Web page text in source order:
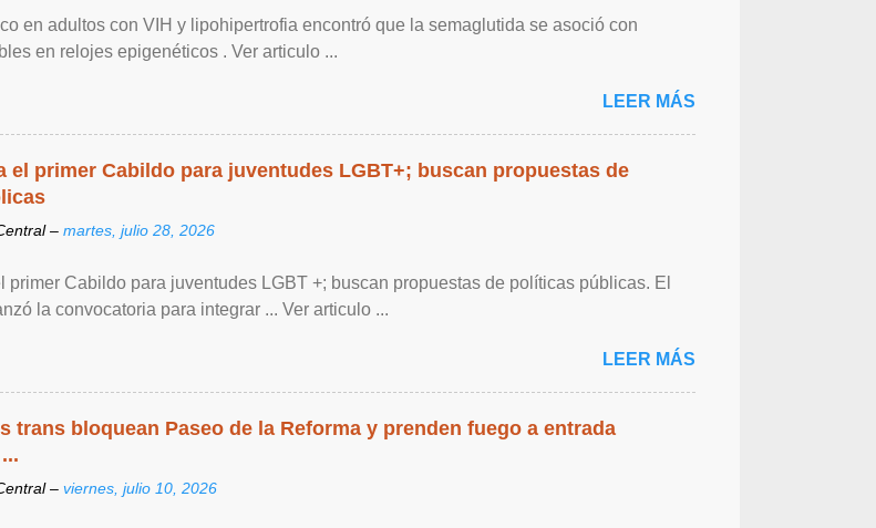
en adultos con VIH y lipohipertrofia encontró que la semaglutida se asoció con
en relojes epigenéticos . Ver articulo ...
LEER MÁS
el primer Cabildo para juventudes LGBT+; buscan propuestas de
– martes, julio 28, 2026
primer Cabildo para juventudes LGBT +; buscan propuestas de políticas públicas. El
la convocatoria para integrar ... Ver articulo ...
LEER MÁS
trans bloquean Paseo de la Reforma y prenden fuego a entrada
– viernes, julio 10, 2026